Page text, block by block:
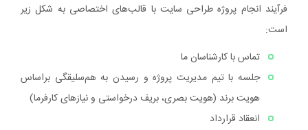
فرآیند انجام پروژه طراحی سایت با قالب‌های اختصاصی به شکل زیر
است:
تماس با کارشناسان ما
جلسه با تیم مدیریت پروژه و رسیدن به هم‌سلیقگی براساس
هویت برند (هویت بصری، بریف درخواستی و نیازهای کارفرما)
انعقاد قرارداد